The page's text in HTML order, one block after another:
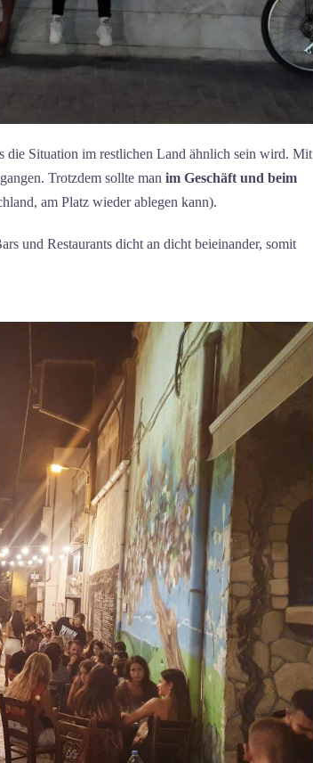
die Situation im restlichen Land ähnlich sein wird. Mit
Trotzdem sollte man im Geschäft und beim
am Platz wieder ablegen kann).
und Restaurants dicht an dicht beieinander, somit